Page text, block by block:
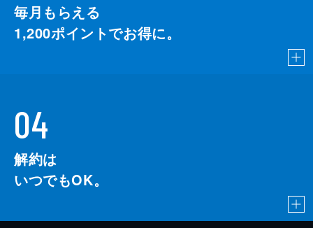
毎月もらえる
1,200ポイントでお得に。
04
解約は
いつでもOK。